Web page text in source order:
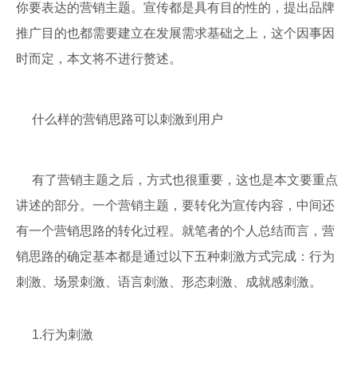
你要表达的营销主题。宣传都是具有目的性的，提出品牌
推广目的也都需要建立在发展需求基础之上，这个因事因
时而定，本文将不进行赘述。
什么样的营销思路可以刺激到用户
有了营销主题之后，方式也很重要，这也是本文要重点
讲述的部分。一个营销主题，要转化为宣传内容，中间还
有一个营销思路的转化过程。就笔者的个人总结而言，营
销思路的确定基本都是通过以下五种刺激方式完成：行为
刺激、场景刺激、语言刺激、形态刺激、成就感刺激。
1.行为刺激